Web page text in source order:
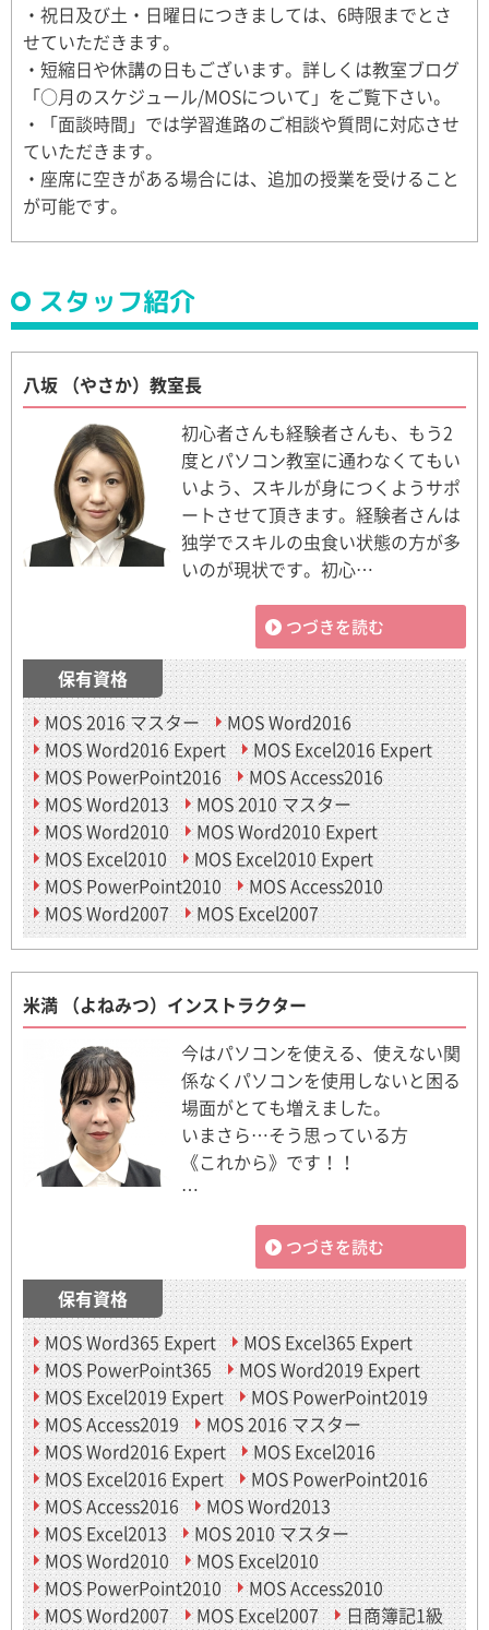
・祝日及び土・日曜日につきましては、6時限までとさ
せていただきます。
・短縮日や休講の日もございます。詳しくは教室ブログ
「○月のスケジュール/MOSについて」をご覧下さい。
・「面談時間」では学習進路のご相談や質問に対応させ
ていただきます。
・座席に空きがある場合には、追加の授業を受けること
が可能です。
スタッフ紹介
八坂 （やさか）教室長
初心者さんも経験者さんも、もう2
度とパソコン教室に通わなくてもい
いよう、スキルが身につくようサポ
ートさせて頂きます。経験者さんは
独学でスキルの虫食い状態の方が多
いのが現状です。初心…
つづきを読む
保有資格
MOS 2016 マスター
MOS Word2016
MOS Word2016 Expert
MOS Excel2016 Expert
MOS PowerPoint2016
MOS Access2016
MOS Word2013
MOS 2010 マスター
MOS Word2010
MOS Word2010 Expert
MOS Excel2010
MOS Excel2010 Expert
MOS PowerPoint2010
MOS Access2010
MOS Word2007
MOS Excel2007
米満 （よねみつ）インストラクター
今はパソコンを使える、使えない関
係なくパソコンを使用しないと困る
場面がとても増えました。
いまさら…そう思っている方
《これから》です！！
…
つづきを読む
保有資格
MOS Word365 Expert
MOS Excel365 Expert
MOS PowerPoint365
MOS Word2019 Expert
MOS Excel2019 Expert
MOS PowerPoint2019
MOS Access2019
MOS 2016 マスター
MOS Word2016 Expert
MOS Excel2016
MOS Excel2016 Expert
MOS PowerPoint2016
MOS Access2016
MOS Word2013
MOS Excel2013
MOS 2010 マスター
MOS Word2010
MOS Excel2010
MOS PowerPoint2010
MOS Access2010
MOS Word2007
MOS Excel2007 日商簿記1級